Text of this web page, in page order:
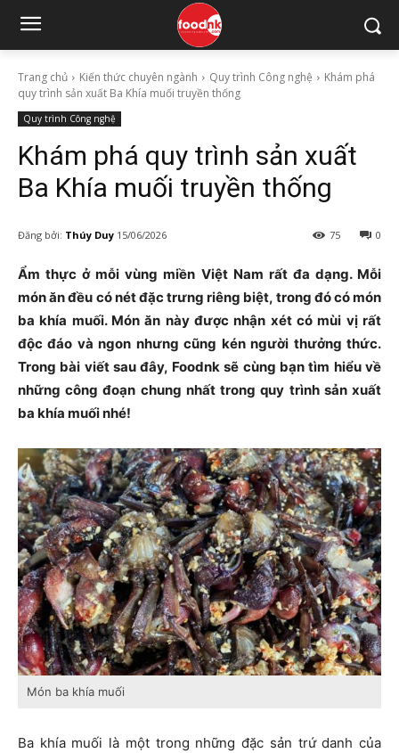
Trang chủ Kiến thức chuyên ngành Quy trình Công nghệ
Khám phá
quy trình sản xuất Ba Khía muối truyền thống
Quy trình Công nghệ
Khám phá quy trình sản xuất
Ba Khía muối truyền thống
Đăng bởi: Thúy Duy 15/06/2026 0
75
Ẩm thực ở mỗi vùng miền Việt Nam rất đa dạng. Mỗi
món ăn đều có nét đặc trưng riêng biệt, trong đó có món
ba khía muối. Món ăn này được nhận xét có mùi vị rất
độc đáo và ngon nhưng cũng kén người thưởng thức.
Trong bài viết sau đây, Foodnk sẽ cùng bạn tìm hiểu về
những công đoạn chung nhất trong quy trình sản xuất
ba khía muối nhé!
Món ba khía muối
Ba khía muối là một trong những đặc sản trứ danh của